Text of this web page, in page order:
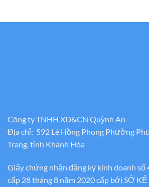
Công ty TNHH XD&CN Quỳnh An
Địa chỉ: 592 Lê Hồng Phong Phường
Trang, tỉnh Khánh Hòa
Giấy chứng nhận đăng ký kinh doanh
cấp 28 tháng 8 năm 2020 cấp bới SỞ